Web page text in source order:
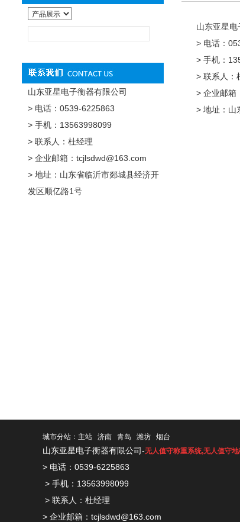
山东亚星电
> 电话：
> 手机：
> 联系人：
> 企业邮箱
> 地址：山
山东亚星电子衡器有限公司
> 电话：0539-6225863
> 手机：13563998099
> 联系人：杜经理
> 企业邮箱：tcjlsdwd@163.com
> 地址：山东省临沂市郯城县经济开
发区顺亿路1号
城市分站： 主站 济南 青岛 潍坊 烟台
山东亚星电子衡器有限公司-无人值守称重系统,无人值守
> 电话：0539-6225863
> 手机：13563998099
> 联系人：杜经理
> 企业邮箱：tcjlsdwd@163.com